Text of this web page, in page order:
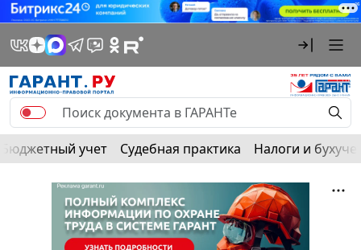
Бюджетный учет Судебная практика Налоги и